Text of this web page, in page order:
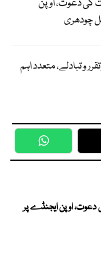
کی دعوت، اوپن
چودھری
و تبادلے، متعدد اہم
WhatsApp
دعوت، اوپن ایجنڈے پر